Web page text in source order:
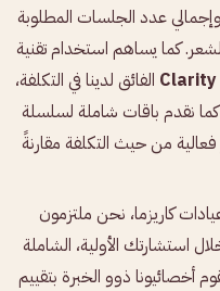
عدد الجلسات المطلوبة
كما يساهم استخدام تقنية
Clarity الفائق لدينا في التكلفة،
نقدم باقات شاملة لسلسلة
من حيث التكلفة مقارنةً
كاريزما، نحن ملتزمون
استشارتك الأولية، الشاملة
أخصائيونا ذوو الخبرة بتقييم